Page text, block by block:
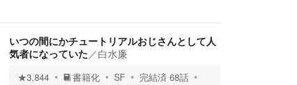
いつの間にかチュートリアルおじさんとして人
気者になっていた／白水廉
★3,844 書籍化 SF 完結済 68話